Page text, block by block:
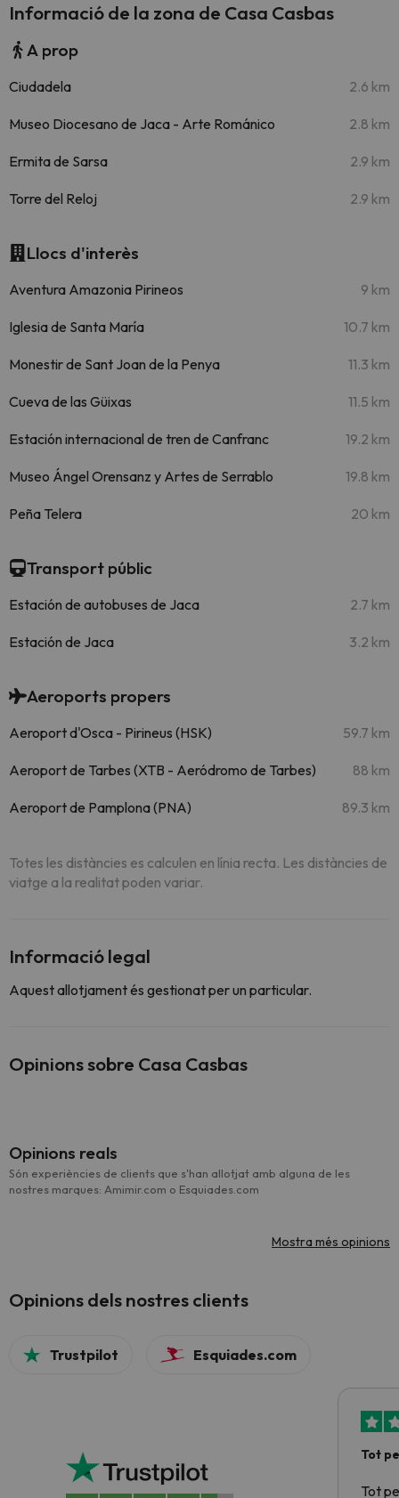
Informació de la zona de Casa Casbas
A prop
Ciudadela 2.6 km
Museo Diocesano de Jaca - Arte Románico 2.8 km
Ermita de Sarsa 2.9 km
Torre del Reloj 2.9 km
Llocs d'interès
Aventura Amazonia Pirineos 9 km
Iglesia de Santa María 10.7 km
Monestir de Sant Joan de la Penya 11.3 km
Cueva de las Güixas 11.5 km
Estación internacional de tren de Canfranc 19.2 km
Museo Ángel Orensanz y Artes de Serrablo 19.8 km
Peña Telera 20 km
Transport públic
Estación de autobuses de Jaca 2.7 km
Estación de Jaca 3.2 km
Aeroports propers
Aeroport d'Osca - Pirineus (HSK) 59.7 km
Aeroport de Tarbes (XTB - Aeródromo de Tarbes) 88 km
Aeroport de Pamplona (PNA) 89.3 km
Totes les distàncies es calculen en línia recta. Les distàncies de
viatge a la realitat poden variar.
Informació legal
Aquest allotjament és gestionat per un particular.
Opinions sobre Casa Casbas
Opinions reals
Són experiències de clients que s'han allotjat amb alguna de les
nostres marques: Amimir.com o Esquiades.com
Mostra més opinions
Opinions dels nostres clients
Trustpilot Esquiades.com
Tot
Tot